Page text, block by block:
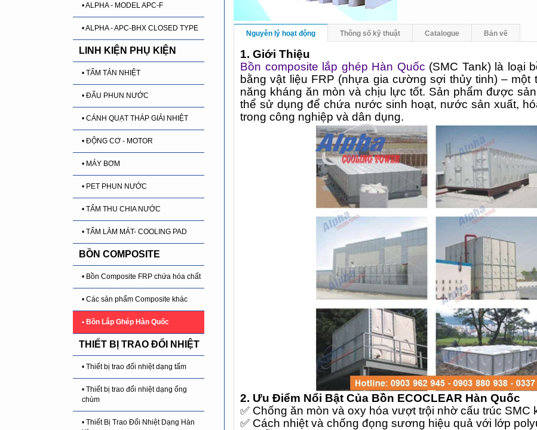
Nguyên lý hoạt động Thông số kỹ thuật Catalogue Bản vẽ
1. Giới Thiệu
Bồn composite lắp ghép Hàn Quốc (SMC Tank) là loại
bằng vật liệu FRP (nhựa gia cường sợi thủy tinh) –
năng kháng ăn mòn và chịu lực tốt. Sản phẩm được
thể sử dụng để chứa nước sinh hoạt, nước sản xuất,
trong công nghiệp và dân dụng.
2. Ưu Điểm Nổi Bật Của Bồn ECOCLEAR Hàn Quốc
✅ Chống ăn mòn và oxy hóa vượt trội nhờ cấu trúc SMC
✅ Cách nhiệt và chống đọng sương hiệu quả với lớp
• ALPHA - MODEL APC-F
• ALPHA - APC-BHX CLOSED TYPE
LINH KIỆN PHỤ KIỆN
• TẤM TẢN NHIỆT
• ĐẤU PHUN NƯỚC
• CÁNH QUẠT THÁP GIẢI NHIỆT
• ĐỘNG CƠ - MOTOR
• MÁY BƠM
• PET PHUN NƯỚC
• TẤM THU CHIA NƯỚC
• TẤM LÀM MÁT- COOLING PAD
BỒN COMPOSITE
• Bồn Composite FRP chứa hóa chất
• Các sản phẩm Composite khác
• Bồn Lắp Ghép Hàn Quốc
THIẾT BỊ TRAO ĐỔI NHIỆT
• Thiết bị trao đổi nhiệt dạng tấm
• Thiết bị trao đổi nhiệt dạng ống
chùm
• Thiết Bị Trao Đổi Nhiệt Dạng Hàn